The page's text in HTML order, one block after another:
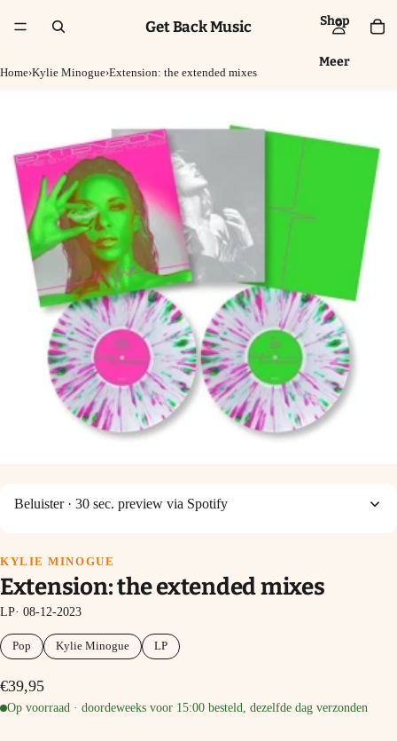
Shop
Meer
Get Back Music
Home›Kylie Minogue›Extension: the extended mixes
Beluister · 30 sec. preview via Spotify
KYLIE MINOGUE
Extension: the extended mixes
LP· 08-12-2023
Pop Kylie Minogue LP
€39,95
Op voorraad · doordeweeks voor 15:00 besteld, dezelfde dag verzonden